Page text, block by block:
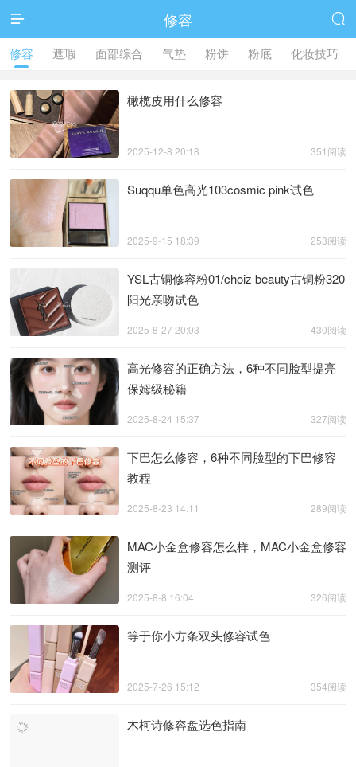
 修容 
修容 遮瑕 面部综合 气垫 粉饼 粉底 化妆技巧
橄榄皮用什么修容
351阅读
2025-12-8 20:18
Suqqu单色高光103cosmic pink试色
253阅读
2025-9-15 18:39
YSL古铜修容粉01/choiz beauty古铜粉320
阳光亲吻试色
430阅读
2025-8-27 20:03
高光修容的正确方法，6种不同脸型提亮
保姆级秘籍
327阅读
2025-8-24 15:37
下巴怎么修容，6种不同脸型的下巴修容
教程
289阅读
2025-8-23 14:11
MAC小金盒修容怎么样，MAC小金盒修容
测评
326阅读
2025-8-8 16:04
等于你小方条双头修容试色
354阅读
2025-7-26 15:12
木柯诗修容盘选色指南